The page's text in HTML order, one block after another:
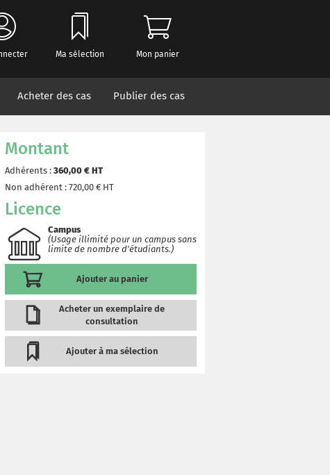
Ma sélection Mon panier
Acheter des cas Publier des cas
Montant
Adhérents : 360,00 € HT
Non adhérent : 720,00 € HT
Licence
Campus
(Usage illimité pour un campus sans
limite de nombre d'étudiants.)
Ajouter au panier
Acheter un exemplaire de
consultation
Ajouter à ma sélection